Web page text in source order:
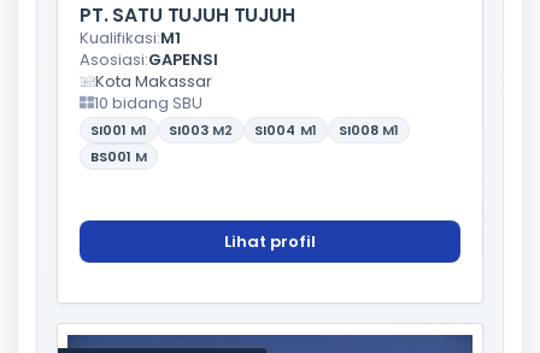
PT. SATU TUJUH TUJUH
Kualifikasi:M1
Asosiasi:GAPENSI
Kota Makassar
10 bidang SBU
SI001 M1 SI003 M2 SI004 M1 SI008 M1
BS001 M
Lihat profil